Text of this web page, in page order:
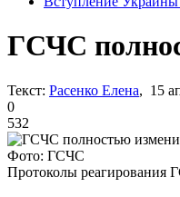
ГСЧС
Текст: Расенко Елена, 15
0
532
Фото: ГСЧС
Протоколы реагирования